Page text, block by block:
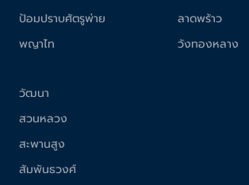
ป้อมปราบศัตรูพ่าย
พญาไท
ลาดพร้าว
วังทองหลาง
วัฒนา
สวนหลวง
สะพานสูง
สัมพันธวงศ์